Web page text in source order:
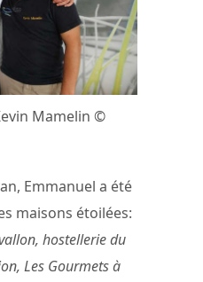
Mamelin ©
Emmanuel a été
maisons étoilées:
hostellerie du
Les Gourmets à